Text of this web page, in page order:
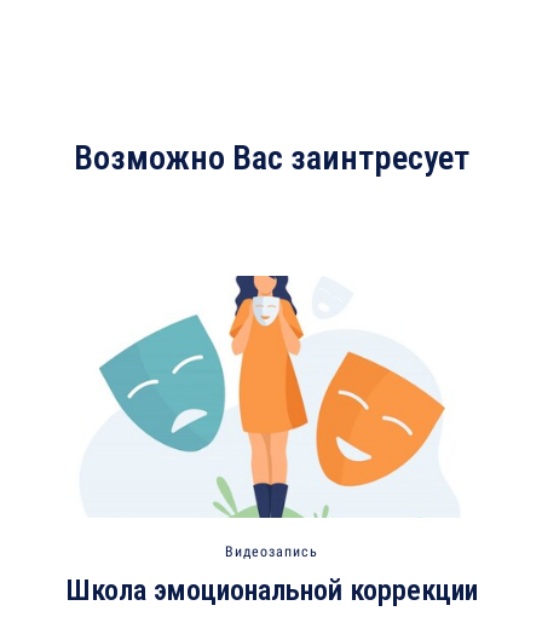
Возможно Вас заинтресует
Видеозапись
Школа эмоциональной коррекции